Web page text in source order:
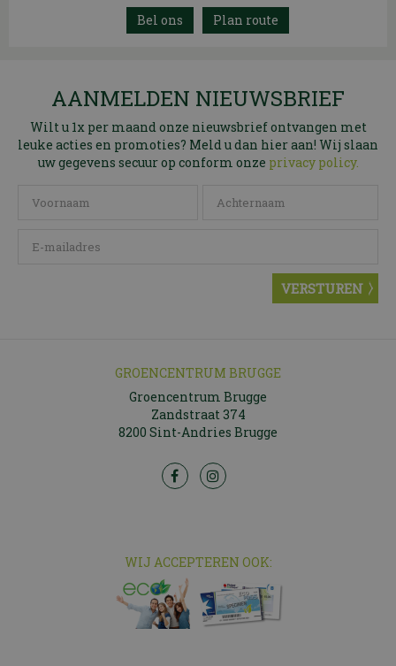
Plan route
AANMELDEN NIEUWSBRIEF
Wilt u 1x per maand onze nieuwsbrief ontvangen met
leuke acties en promoties? Meld u dan hier aan! Wij slaan
uw gegevens secuur op conform onze privacy policy.
GROENCENTRUM BRUGGE
Groencentrum Brugge
Zandstraat 374
8200 Sint-Andries Brugge
WIJ ACCEPTEREN OOK: